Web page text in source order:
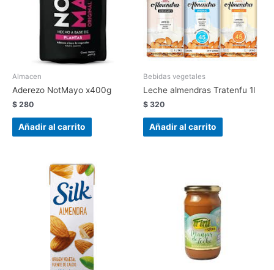
Almacen
Aderezo NotMayo x400g
$ 280
Añadir al carrito
Bebidas vegetales
Leche almendras Tratenfu 1l
$ 320
Añadir al carrito